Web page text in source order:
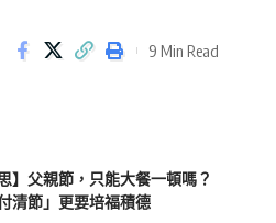
9 Min Read
】父親節，只能大餐一頓嗎？
清節」更要培福積德